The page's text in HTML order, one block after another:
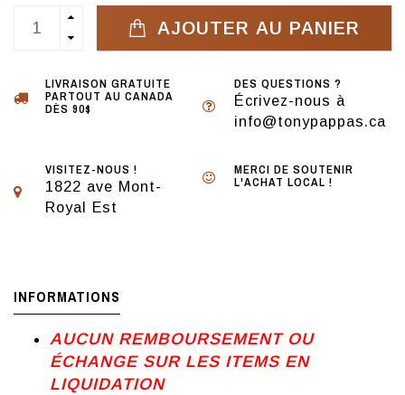
AJOUTER AU PANIER
LIVRAISON GRATUITE
PARTOUT AU CANADA
DÈS 90$
DES QUESTIONS ?
Écrivez-nous à
info@tonypappas.ca
VISITEZ-NOUS !
1822 ave Mont-
Royal Est
MERCI DE SOUTENIR
L'ACHAT LOCAL !
INFORMATIONS
AUCUN REMBOURSEMENT OU
ÉCHANGE SUR LES ITEMS EN
LIQUIDATION